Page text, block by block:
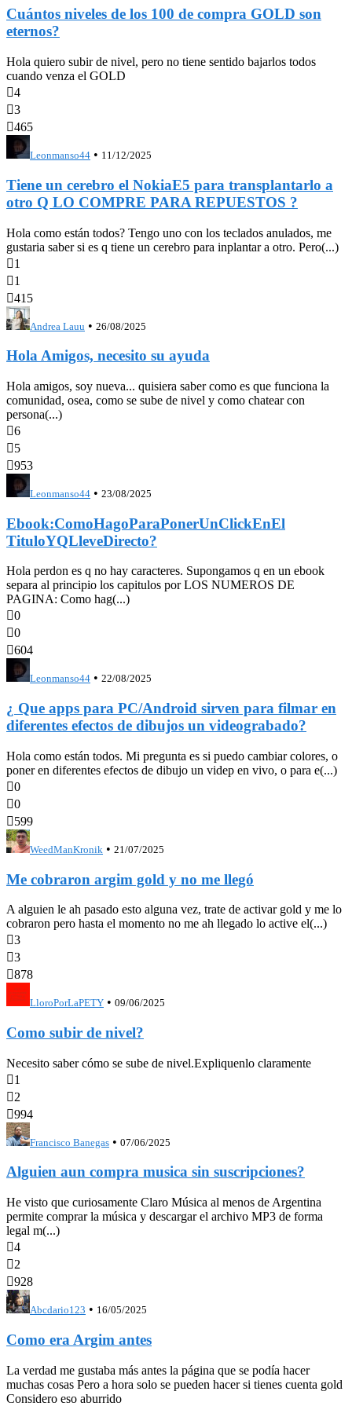
Cuántos niveles de los 100 de compra GOLD son
eternos?
Hola quiero subir de nivel, pero no tiene sentido bajarlos todos
cuando venza el GOLD
4
3
465
Leonmanso44 • 11/12/2025
Tiene un cerebro el NokiaE5 para transplantarlo a
otro Q LO COMPRE PARA REPUESTOS ?
Hola como están todos? Tengo uno con los teclados anulados, me
gustaria saber si es q tiene un cerebro para inplantar a otro. Pero(...)
1
1
415
Andrea Lauu • 26/08/2025
Hola Amigos, necesito su ayuda
Hola amigos, soy nueva... quisiera saber como es que funciona la
comunidad, osea, como se sube de nivel y como chatear con
persona(...)
6
5
953
Leonmanso44 • 23/08/2025
Ebook:ComoHagoParaPonerUnClickEnEl
TituloYQLleveDirecto?
Hola perdon es q no hay caracteres. Supongamos q en un ebook
separa al principio los capitulos por LOS NUMEROS DE
PAGINA: Como hag(...)
0
0
604
Leonmanso44 • 22/08/2025
¿ Que apps para PC/Android sirven para filmar en
diferentes efectos de dibujos un videograbado?
Hola como están todos. Mi pregunta es si puedo cambiar colores, o
poner en diferentes efectos de dibujo un videp en vivo, o para e(...)
0
0
599
WeedManKronik • 21/07/2025
Me cobraron argim gold y no me llegó
A alguien le ah pasado esto alguna vez, trate de activar gold y me lo
cobraron pero hasta el momento no me ah llegado lo active el(...)
3
3
878
LloroPorLaPETY • 09/06/2025
Como subir de nivel?
Necesito saber cómo se sube de nivel.Expliquenlo claramente
1
2
994
Francisco Banegas • 07/06/2025
Alguien aun compra musica sin suscripciones?
He visto que curiosamente Claro Música al menos de Argentina
permite comprar la música y descargar el archivo MP3 de forma
legal m(...)
4
2
928
Abcdario123 • 16/05/2025
Como era Argim antes
La verdad me gustaba más antes la página que se podía hacer
muchas cosas Pero a hora solo se pueden hacer si tienes cuenta gold
Considero eso aburrido